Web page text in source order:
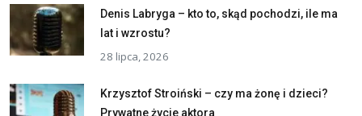
Denis Labryga – kto to, skąd pochodzi, ile ma
lat i wzrostu?
28 lipca, 2026
Krzysztof Stroiński – czy ma żonę i dzieci?
Prywatne życie aktora